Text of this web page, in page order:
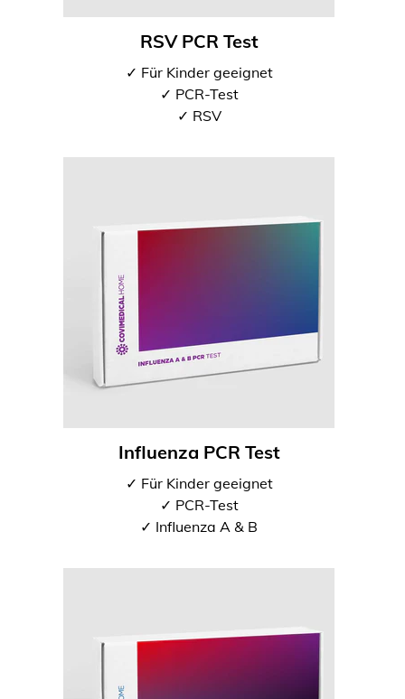
RSV PCR Test
✓ Für Kinder geeignet
✓ PCR-Test
✓ RSV
Influenza PCR Test
✓ Für Kinder geeignet
✓ PCR-Test
✓ Influenza A & B